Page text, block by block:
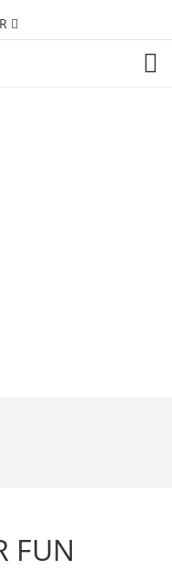
FUN